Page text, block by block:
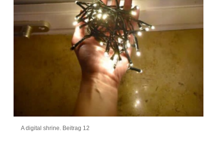
A digital shrine. Beitrag 12